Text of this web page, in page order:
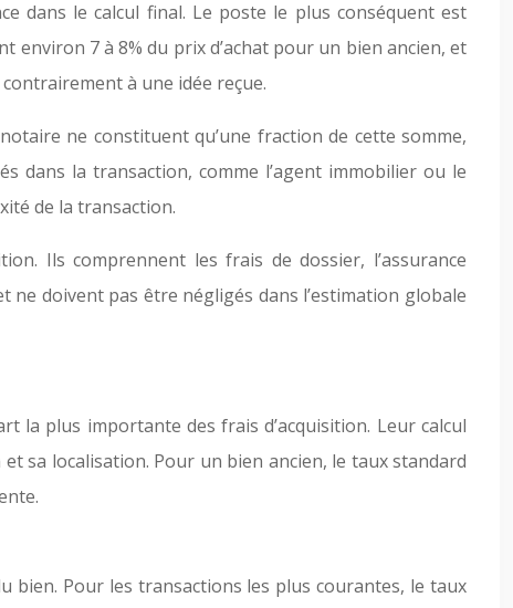
dans le calcul final. Le poste le plus conséquent est
7 à 8% du prix d’achat pour un bien ancien, et
à une idée reçue.
ne constituent qu’une fraction de cette somme,
dans la transaction, comme l’agent immobilier ou le
de la transaction.
Ils comprennent les frais de dossier, l’assurance
doivent pas être négligés dans l’estimation globale
la plus importante des frais d’acquisition. Leur calcul
sa localisation. Pour un bien ancien, le taux standard
Pour les transactions les plus courantes, le taux